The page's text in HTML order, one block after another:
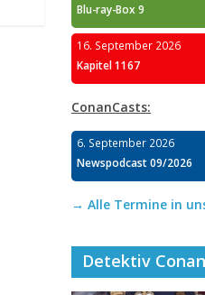
Blu-ray-Box 9
16. September 2026
Kapitel 1167
ConanCasts:
6. September 2026
Newspodcast 09/2026
→ Alle Termine in
Detektiv